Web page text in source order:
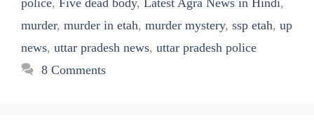
police, Five dead body, Latest Agra News in Hindi,
murder, murder in etah, murder mystery, ssp etah, up
news, uttar pradesh news, uttar pradesh police
8 Comments